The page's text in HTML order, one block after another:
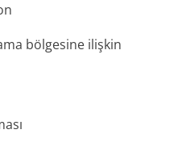
bölgesine ilişkin